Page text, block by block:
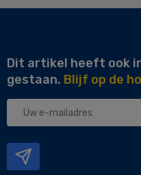
Dit artikel heeft ook
gestaan. Blijf op de
Uw